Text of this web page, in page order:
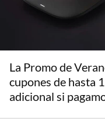
La Promo de
cupones de hasta
adicional si